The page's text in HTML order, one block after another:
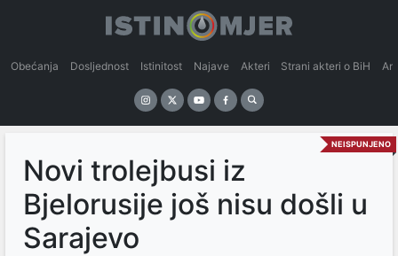
Obećanja Dosljednost Istinitost Najave Akteri Strani akteri o BiH
NEISPUNJENO
Novi trolejbusi iz
Bjelorusije još nisu došli u
Sarajevo